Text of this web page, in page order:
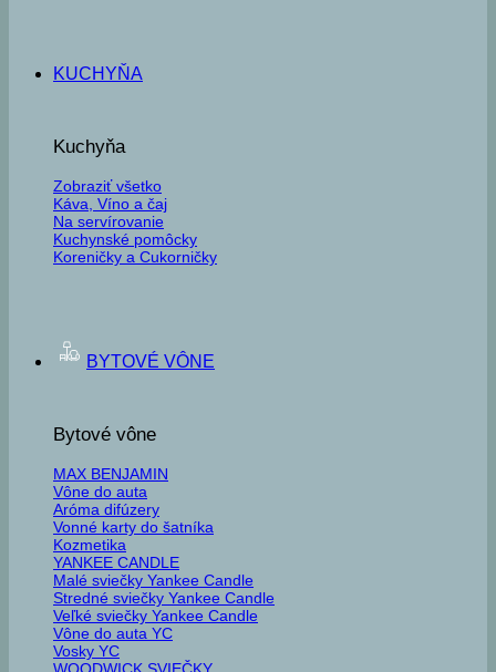
KUCHYŇA
Kuchyňa
Zobraziť všetko
Káva, Víno a čaj
Na servírovanie
Kuchynské pomôcky
Koreničky a Cukorničky
BYTOVÉ VÔNE
Bytové vône
MAX BENJAMIN
Vône do auta
Aróma difúzery
Vonné karty do šatníka
Kozmetika
YANKEE CANDLE
Malé sviečky Yankee Candle
Stredné sviečky Yankee Candle
Veľké sviečky Yankee Candle
Vône do auta YC
Vosky YC
WOODWICK SVIEČKY